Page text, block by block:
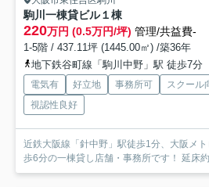
駒川一棟貸ビル１棟
220万円 (0.5万円/坪) 管理/共益費-
1-5階 / 437.11坪 (1445.00㎡) /築36年
地下鉄谷町線「駒川中野」駅 徒歩7分
電気有 好立地 事務所可 スクール
視認性良好
近鉄大阪線「針中野」駅徒歩1分、大阪メ
歩6分の一棟貸し店舗・事務所です！ 延床